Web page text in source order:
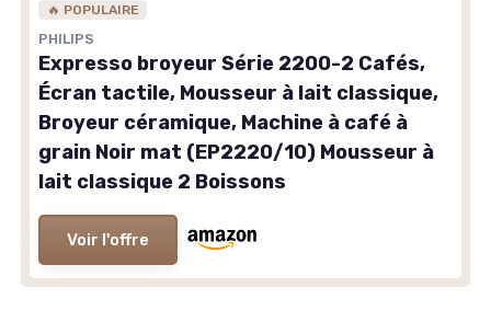
🔥 POPULAIRE
PHILIPS
Expresso broyeur Série 2200-2 Cafés,
Écran tactile, Mousseur à lait classique,
Broyeur céramique, Machine à café à
grain Noir mat (EP2220/10) Mousseur à
lait classique 2 Boissons
Voir l'offre